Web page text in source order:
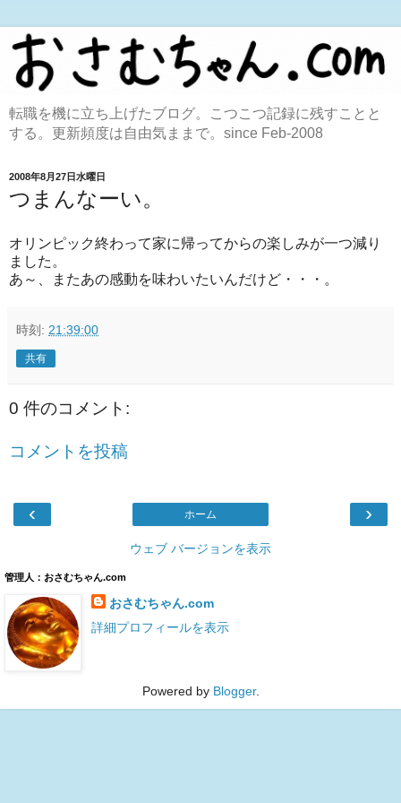
転職を機に立ち上げたブログ。こつこつ記録に残すことと
する。更新頻度は自由気ままで。since Feb-2008
2008年8月27日水曜日
つまんなーい。
オリンピック終わって家に帰ってからの楽しみが一つ減り
ました。
あ～、またあの感動を味わいたいんだけど・・・。
時刻: 21:39:00
共有
0 件のコメント:
コメントを投稿
‹ ›
ホーム
ウェブ バージョンを表示
管理人：おさむちゃん.com
おさむちゃん.com
詳細プロフィールを表示
Powered by Blogger.